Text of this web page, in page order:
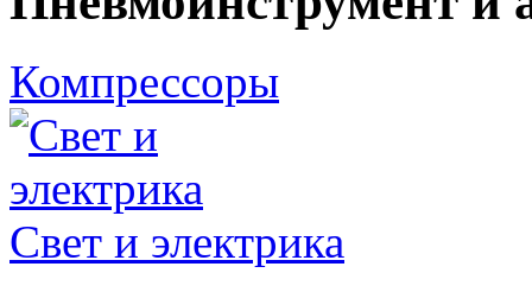
Компрессоры
Свет и электрика